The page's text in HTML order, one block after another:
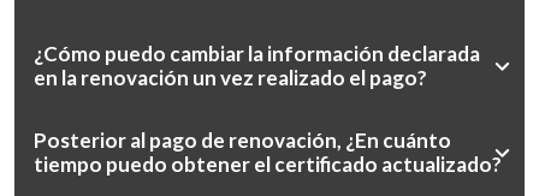
¿Cómo puedo cambiar la información declarada
en la renovación un vez realizado el pago?
Posterior al pago de renovación, ¿En cuánto
tiempo puedo obtener el certificado actualizado?